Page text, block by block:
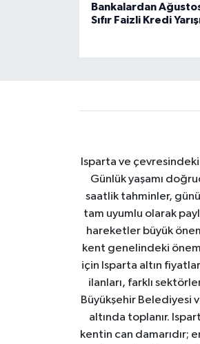
Bankalardan
Sıfır Faizli Kredi
Isparta ve
Günlük yaşamı
saatlik tahminler,
tam uyumlu olarak
hareketler büyük
kent genelindeki
için Isparta altın
ilanları, farklı
Büyükşehir Belediyesi
altında toplanır.
kentin can damarıdır;